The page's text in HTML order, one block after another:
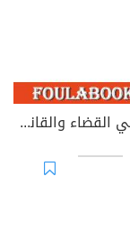
التوثيق في القضاء والقانون المغربيين - الأجزاء من 44 إلى 67